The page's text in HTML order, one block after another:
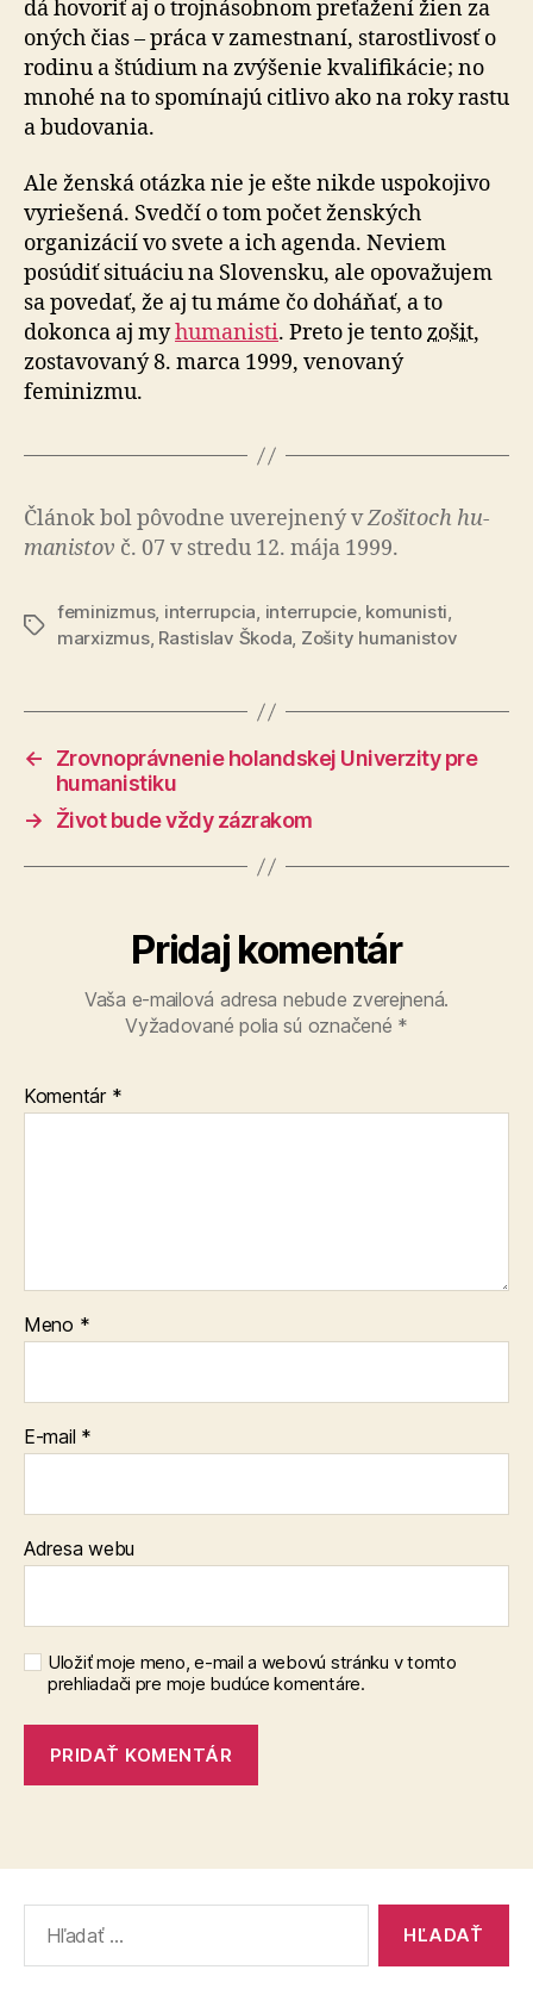
dá hovoriť aj o trojnásobnom preťažení žien za
oných čias – práca v zamestnaní, starostlivosť o
rodinu a štúdium na zvýšenie kvalifikácie; no
mnohé na to spo­mí­na­jú citlivo ako na roky rastu
a budovania.
Ale ženská otázka nie je ešte nikde uspokojivo
vyriešená. Svedčí o tom počet ženských
organizácií vo svete a ich agenda. Neviem
posúdiť situáciu na Slovensku, ale opo­va­žu­jem
sa povedať, že aj tu máme čo doháňať, a to
dokonca aj myhumanisti. Preto je tentozošit,
zostavovaný 8. mar­ca 1999, venovaný
feminizmu.
Článok bol pô­vod­ne uve­rej­ne­ný vZo­ši­toch hu­
ma­nis­tov č. 07 v stredu 12. mája 1999.
Značky
feminizmus, interrupcia, interrupcie, komunisti,
marxizmus, Rastislav Škoda, Zošity humanistov
←
Zrovnoprávnenie holandskej Univerzity pre
humanistiku
→
Život bude vždy zázrakom
Pridaj komentár
Vaša e-mailová adresa nebude zverejnená.
Vyžadované polia sú označené *
Komentár *
Meno *
E-mail *
Adresa webu
Uložiť moje meno, e-mail a webovú stránku v tomto
prehliadači pre moje budúce komentáre.